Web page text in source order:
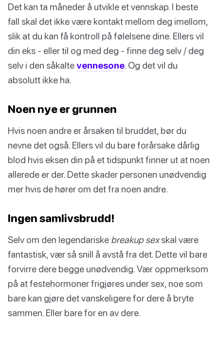
Det kan ta måneder å utvikle et vennskap. I beste
fall skal det ikke være kontakt mellom deg imellom,
slik at du kan få kontroll på følelsene dine. Ellers vil
din eks - eller til og med deg - finne deg selv / deg
selv i den såkalte vennesone. Og det vil du
absolutt ikke ha.
Noen nye er grunnen
Hvis noen andre er årsaken til bruddet, bør du
nevne det også. Ellers vil du bare forårsake dårlig
blod hvis eksen din på et tidspunkt finner ut at noen
allerede er der. Dette skader personen unødvendig
mer hvis de hører om det fra noen andre.
Ingen samlivsbrudd!
Selv om den legendariske breakup sexskal være
fantastisk, vær så snill å avstå fra det. Dette vil bare
forvirre dere begge unødvendig. Vær oppmerksom
på at festehormoner frigjøres under sex, noe som
bare kan gjøre det vanskeligere for dere å bryte
sammen. Eller bare for en av dere.